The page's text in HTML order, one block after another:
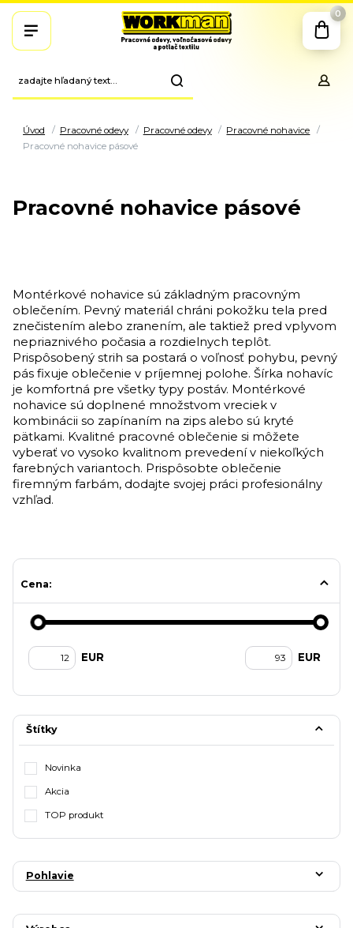
0
Úvod Pracovné odevy Pracovné odevy
Pracovné nohavice
Pracovné nohavice pásové
Pracovné nohavice pásové
Montérkové nohavice sú základným pracovným
oblečením. Pevný materiál chráni pokožku tela pred
znečistením alebo zranením, ale taktiež pred vplyvom
nepriaznivého počasia a rozdielnych teplôt.
Prispôsobený strih sa postará o voľnosť pohybu, pevný
pás fixuje oblečenie v príjemnej polohe. Šírka nohavíc
je komfortná pre všetky typy postáv. Montérkové
nohavice sú doplnené množstvom vreciek v
kombinácii so zapínaním na zips alebo sú kryté
pätkami. Kvalitné pracovné oblečenie si môžete
vyberať vo vysoko kvalitnom prevedení v niekoľkých
farebných variantoch. Prispôsobte oblečenie
firemným farbám, dodajte svojej práci profesionálny
vzhľad.
Cena:
EUR EUR
Štítky
Novinka
Akcia
TOP produkt
Pohlavie